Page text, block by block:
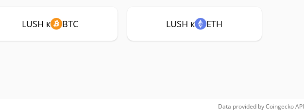
LUSH к BTC LUSH к ETH
Data provided byCoingeckoAPI